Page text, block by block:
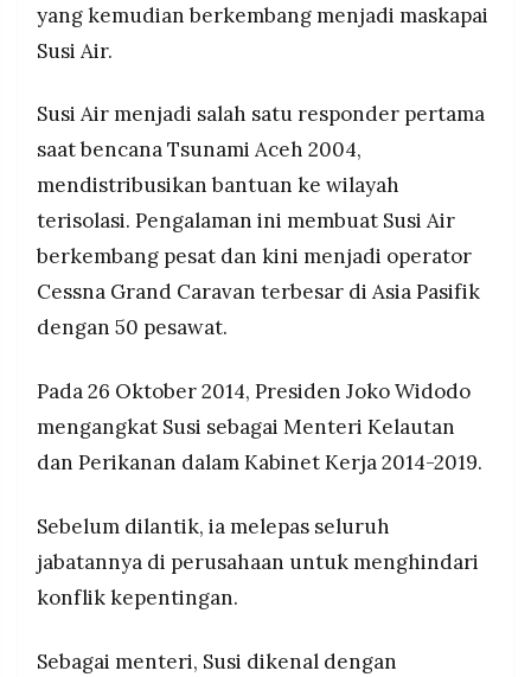
yang kemudian berkembang menjadi maskapai
Susi Air.
Susi Air menjadi salah satu responder pertama
saat bencana Tsunami Aceh 2004,
mendistribusikan bantuan ke wilayah
terisolasi. Pengalaman ini membuat Susi Air
berkembang pesat dan kini menjadi operator
Cessna Grand Caravan terbesar di Asia Pasifik
dengan 50 pesawat.
Pada 26 Oktober 2014, Presiden Joko Widodo
mengangkat Susi sebagai Menteri Kelautan
dan Perikanan dalam Kabinet Kerja 2014-2019.
Sebelum dilantik, ia melepas seluruh
jabatannya di perusahaan untuk menghindari
konflik kepentingan.
Sebagai menteri, Susi dikenal dengan